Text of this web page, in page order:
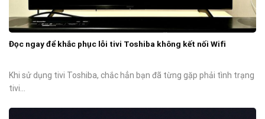
Đọc ngay để khắc phục lỗi tivi Toshiba không kết nối Wifi
Khi sử dụng tivi Toshiba, chắc hẳn bạn đã từng gặp phải tình trạng
tivi...